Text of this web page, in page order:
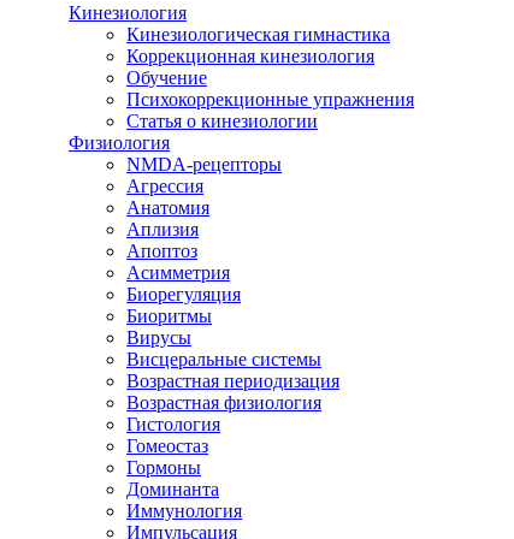
Кинезиология
Кинезиологическая гимнастика
Коррекционная кинезиология
Обучение
Психокоррекционные упражнения
Статья о кинезиологии
Физиология
NMDA-рецепторы
Агрессия
Анатомия
Аплизия
Апоптоз
Асимметрия
Биорегуляция
Биоритмы
Вирусы
Висцеральные системы
Возрастная периодизация
Возрастная физиология
Гистология
Гомеостаз
Гормоны
Доминанта
Иммунология
Импульсация